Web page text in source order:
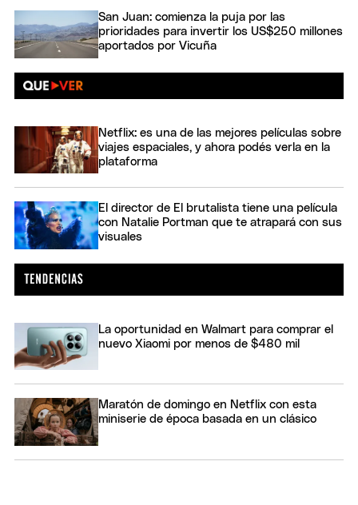
San Juan: comienza la puja por las
prioridades para invertir los US$250 millones
aportados por Vicuña
Netflix: es una de las mejores películas sobre
viajes espaciales, y ahora podés verla en la
plataforma
El director de El brutalista tiene una película
con Natalie Portman que te atrapará con sus
visuales
La oportunidad en Walmart para comprar el
nuevo Xiaomi por menos de $480 mil
Maratón de domingo en Netflix con esta
miniserie de época basada en un clásico